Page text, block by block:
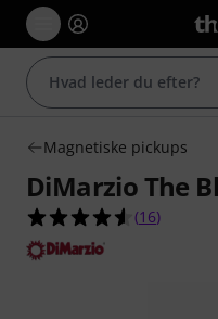
Magnetiske pickups
DiMarzio The
4.6 ud af 5
(16)